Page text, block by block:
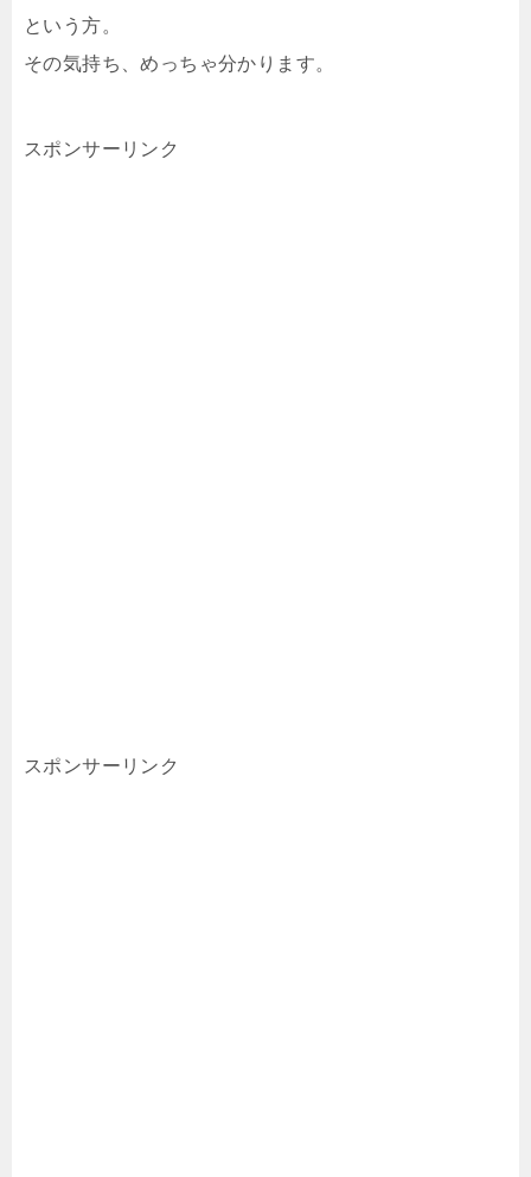
という方。
その気持ち、めっちゃ分かります。
スポンサーリンク
スポンサーリンク